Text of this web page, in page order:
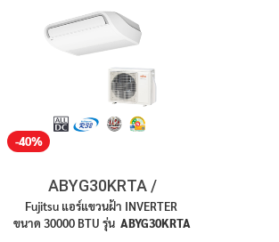
-40%
ABYG30KRTA /
AOYG30KBTB
Fujitsu แอร์แขวนฝ้า INVERTER
ขนาด 30000 BTU รุ่น ABYG30KRTA